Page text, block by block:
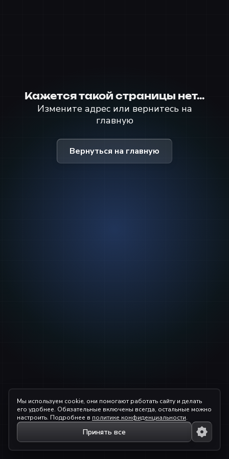
Кажется такой страницы нет...
Измените адрес или вернитесь на
главную
Вернуться на главную
Мы используем cookie, они помогают работать сайту и делать
его удобнее. Обязательные включены всегда, остальные можно
настроить. Подробнее в политике конфиденциальности.
Принять все